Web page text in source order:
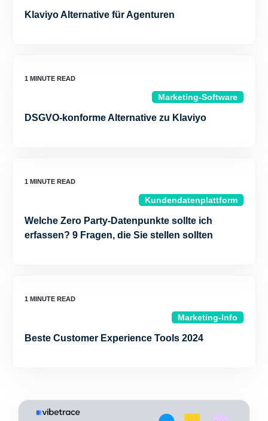
Klaviyo Alternative für Agenturen
Marketing-Software
DSGVO-konforme Alternative zu Klaviyo
Kundendatenplattform
Welche Zero Party-Datenpunkte sollte ich
erfassen? 9 Fragen, die Sie stellen sollten
Marketing-Info
Beste Customer Experience Tools 2024